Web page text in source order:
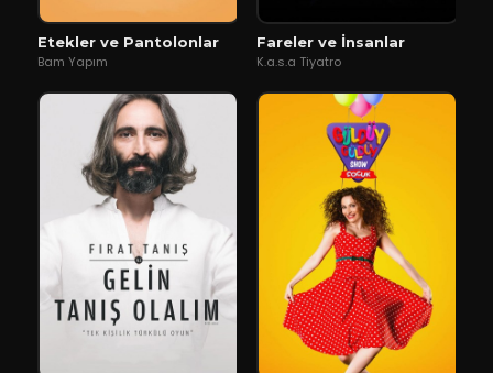
Etekler ve Pantolonlar
Bam Yapım
Fareler ve İnsanlar
K.a.s.a Tiyatro